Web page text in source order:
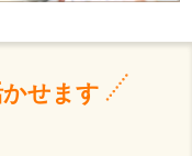
かせます